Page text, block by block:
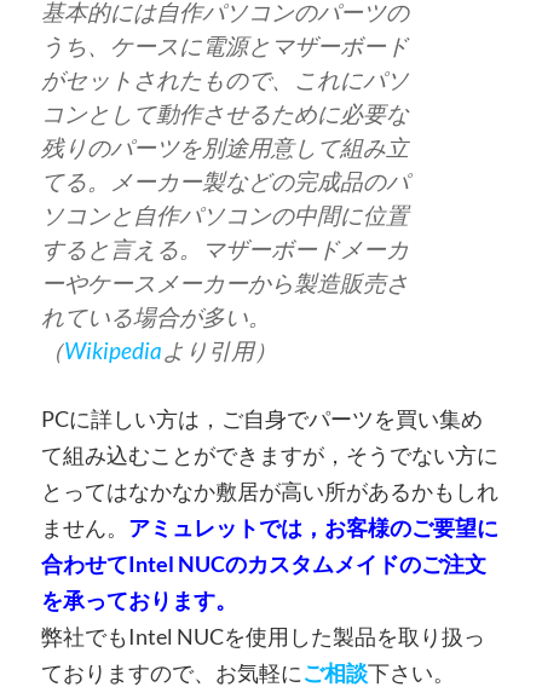
基本的には自作パソコンのパーツの
うち、ケースに電源とマザーボード
がセットされたもので、これにパソ
コンとして動作させるために必要な
残りのパーツを別途用意して組み立
てる。メーカー製などの完成品のパ
ソコンと自作パソコンの中間に位置
すると言える。マザーボードメーカ
ーやケースメーカーから製造販売さ
れている場合が多い。
（Wikipediaより引用）
PCに詳しい方は，ご自身でパーツを買い集め
て組み込むことができますが，そうでない方に
とってはなかなか敷居が高い所があるかもしれ
ません。 アミュレットでは，お客様のご要望に
合わせてIntel NUCのカスタムメイドのご注文
を承っております。
弊社でもIntel NUCを使用した製品を取り扱っ
ておりますので、お気軽にご相談下さい。